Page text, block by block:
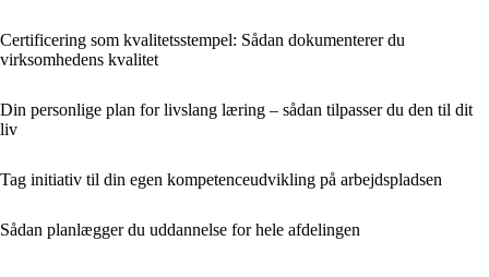
Certificering som kvalitetsstempel: Sådan dokumenterer du
virksomhedens kvalitet
Din personlige plan for livslang læring – sådan tilpasser du den til dit
liv
Tag initiativ til din egen kompetenceudvikling på arbejdspladsen
Sådan planlægger du uddannelse for hele afdelingen